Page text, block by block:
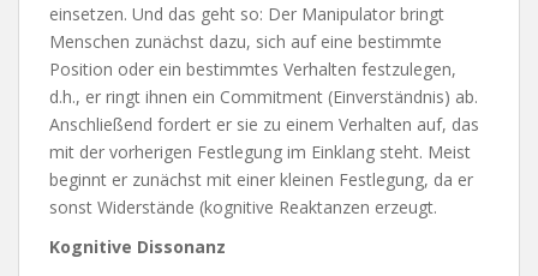
einsetzen. Und das geht so: Der Manipulator bringt
Menschen zunächst dazu, sich auf eine bestimmte
Position oder ein bestimmtes Verhalten festzulegen,
d.h., er ringt ihnen ein Commitment (Einverständnis) ab.
Anschließend fordert er sie zu einem Verhalten auf, das
mit der vorherigen Festlegung im Einklang steht. Meist
beginnt er zunächst mit einer kleinen Festlegung, da er
sonst Widerstände (kognitive Reaktanzen erzeugt.
Kognitive Dissonanz